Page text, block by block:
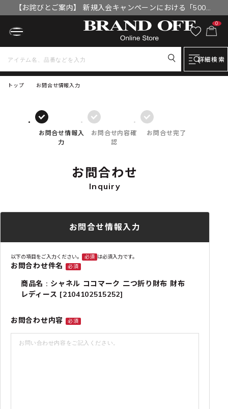
【お詫びとご案内】 新規入会キャンペーンにおける「500円
OFFクーポン」付与漏れと補填について
0
詳細検索
トップ お問合せ情報入力
お問合せ情報入
力
お問合せ内容確
認
お問合せ完了
お問合わせ
Inquiry
お問合せ情報入力
以下の項目をご入力ください。 必須 は必須入力です。
お問合わせ件名 必須
商品名 : シャネル ココマーク 二つ折り財布 財布
レディース [2104102515252]
お問合わせ内容 必須